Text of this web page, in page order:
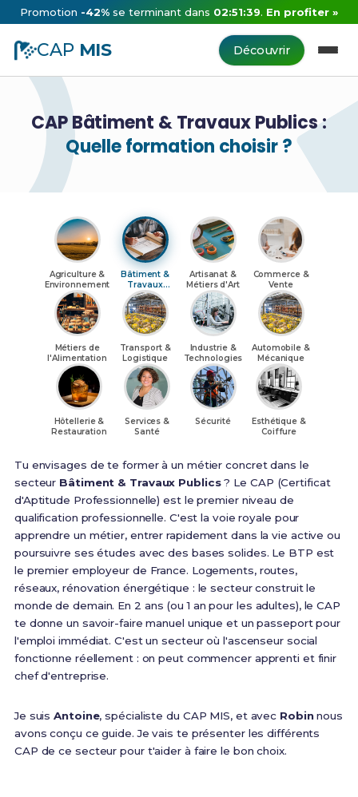
Promotion -42%se terminant dans 02:51:38. En profiter »
CAP MIS Découvrir
CAP Bâtiment & Travaux Publics :
Quelle formation choisir ?
Agriculture &
Environnement
Bâtiment &
Travaux
Publics
Artisanat &
Métiers d'Art
Commerce &
Vente
Métiers de
l'Alimentation
Transport &
Logistique
Industrie &
Technologies
Automobile &
Mécanique
Hôtellerie &
Restauration
Services &
Santé
Sécurité
Esthétique &
Coiffure
Tu envisages de te former à un métier concret dans le
secteur Bâtiment & Travaux Publics? Le CAP (Certificat
d'Aptitude Professionnelle) est le premier niveau de
qualification professionnelle. C'est la voie royale pour
apprendre un métier, entrer rapidement dans la vie active ou
poursuivre ses études avec des bases solides. Le BTP est
le premier employeur de France. Logements, routes,
réseaux, rénovation énergétique : le secteur construit le
monde de demain. En 2 ans (ou 1 an pour les adultes), le CAP
te donne un savoir-faire manuel unique et un passeport pour
l'emploi immédiat. C'est un secteur où l'ascenseur social
fonctionne réellement : on peut commencer apprenti et finir
chef d'entreprise.
Je suisAntoine, spécialiste du CAP MIS, et avec Robinnous
avons conçu ce guide. Je vais te présenter les différents
CAP de ce secteur pour t'aider à faire le bon choix.